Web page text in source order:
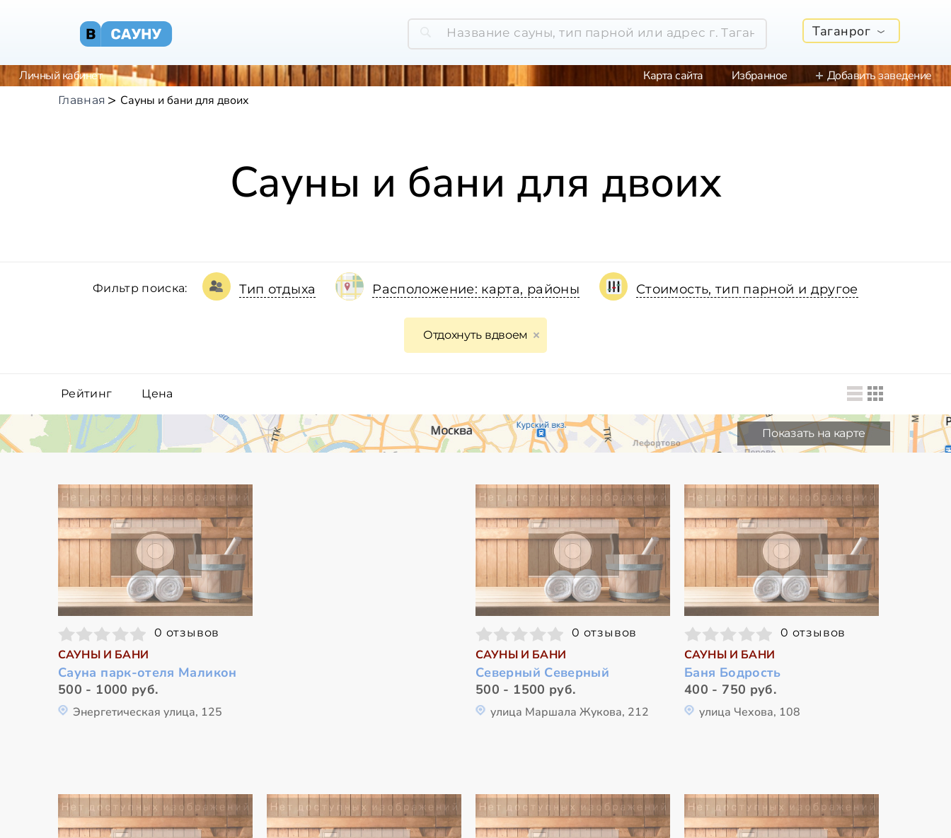
Таганрог
Личный кабинет Карта сайта Избранное Добавить заведение
Главная Сауны и бани для двоих
Сауны и бани для двоих
Фильтр поиска: Тип отдыха Расположение: карта, районы Стоимость, тип парной и другое
Отдохнуть вдвоем
Рейтинг Цена
Показать на карте
0 отзывов
САУНЫ И БАНИ
Сауна парк-отеля Маликон
500 - 1000 руб.
Энергетическая улица, 125
0 отзывов
САУНЫ И БАНИ
Северный Северный
500 - 1500 руб.
улица Маршала Жукова, 212
0 отзывов
САУНЫ И БАНИ
Баня Бодрость
400 - 750 руб.
улица Чехова, 108